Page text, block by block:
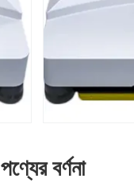
পণ্যের বর্ণনা